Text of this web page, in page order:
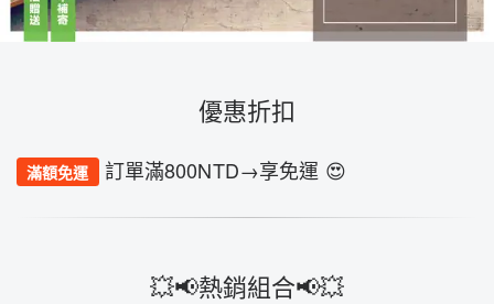
優惠折扣
滿額免運 訂單滿800NTD→享免運 😍
💥📢熱銷組合📢💥